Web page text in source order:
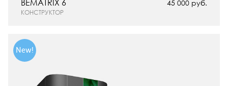
45 000 руб.
КОНСТРУКТОР
BEMATRIX 6
New!